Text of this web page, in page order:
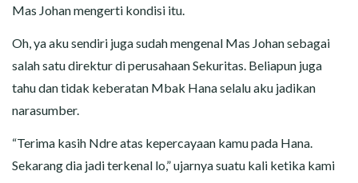
Mas Johan mengerti kondisi itu.
Oh, ya aku sendiri juga sudah mengenal Mas Johan sebagai
salah satu direktur di perusahaan Sekuritas. Beliapun juga
tahu dan tidak keberatan Mbak Hana selalu aku jadikan
narasumber.
“Terima kasih Ndre atas kepercayaan kamu pada Hana.
Sekarang dia jadi terkenal lo,” ujarnya suatu kali ketika kami